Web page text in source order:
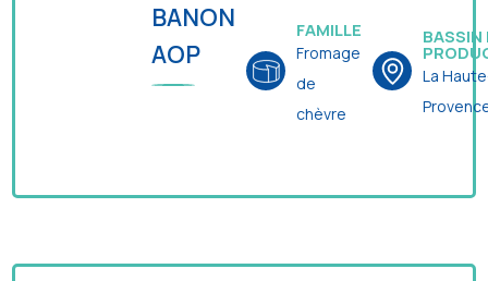
BANON
AOP
FAMILLE
Fromage
de
chèvre
BASSIN
La